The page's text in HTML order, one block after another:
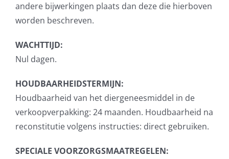
andere bijwerkingen plaats dan deze die hierboven
worden beschreven.
WACHTTIJD:
Nul dagen.
HOUDBAARHEIDSTERMIJN:
Houdbaarheid van het diergeneesmiddel in de
verkoopverpakking: 24 maanden. Houdbaarheid na
reconstitutie volgens instructies: direct gebruiken.
SPECIALE VOORZORGSMAATREGELEN: